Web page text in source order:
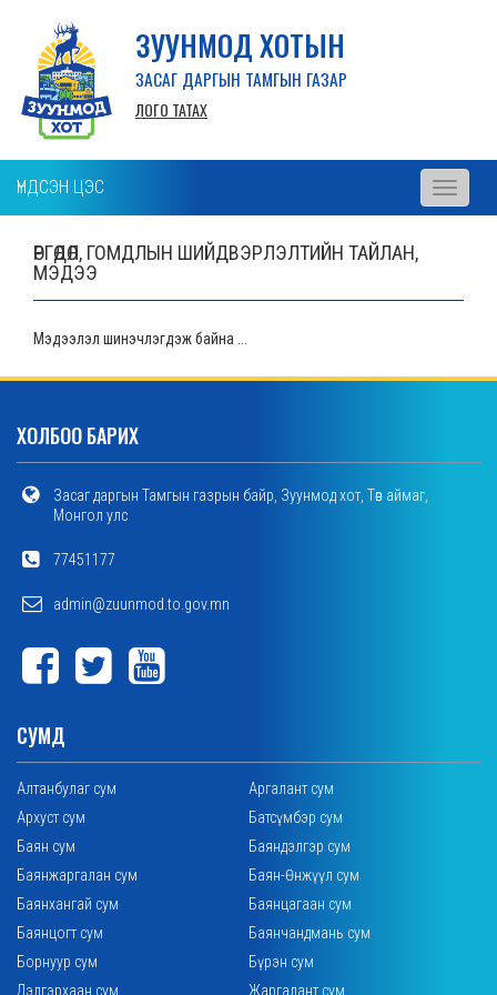
ЗУУНМОД ХОТЫН
ЗАСАГ ДАРГЫН ТАМГЫН ГАЗАР
ЛОГО ТАТАХ
ҮНДСЭН ЦЭС
Toggle
ӨРГӨДӨЛ, ГОМДЛЫН ШИЙДВЭРЛЭЛТИЙН ТАЙЛАН,
МЭДЭЭ
Мэдээлэл шинэчлэгдэж байна ...
ХОЛБОО БАРИХ
Засаг даргын Тамгын газрын байр, Зуунмод хот, Төв аймаг,
Монгол улс
77451177
admin@zuunmod.to.gov.mn
СУМД
Алтанбулаг сум
Аргалант сум
Архуст сум
Батсүмбэр сум
Баян сум
Баяндэлгэр сум
Баянжаргалан сум
Баян-Өнжүүл сум
Баянхангай сум
Баянцагаан сум
Баянцогт сум
Баянчандмань сум
Борнуур сум
Бүрэн сум
Дэлгэрхаан сум
Жаргалант сум